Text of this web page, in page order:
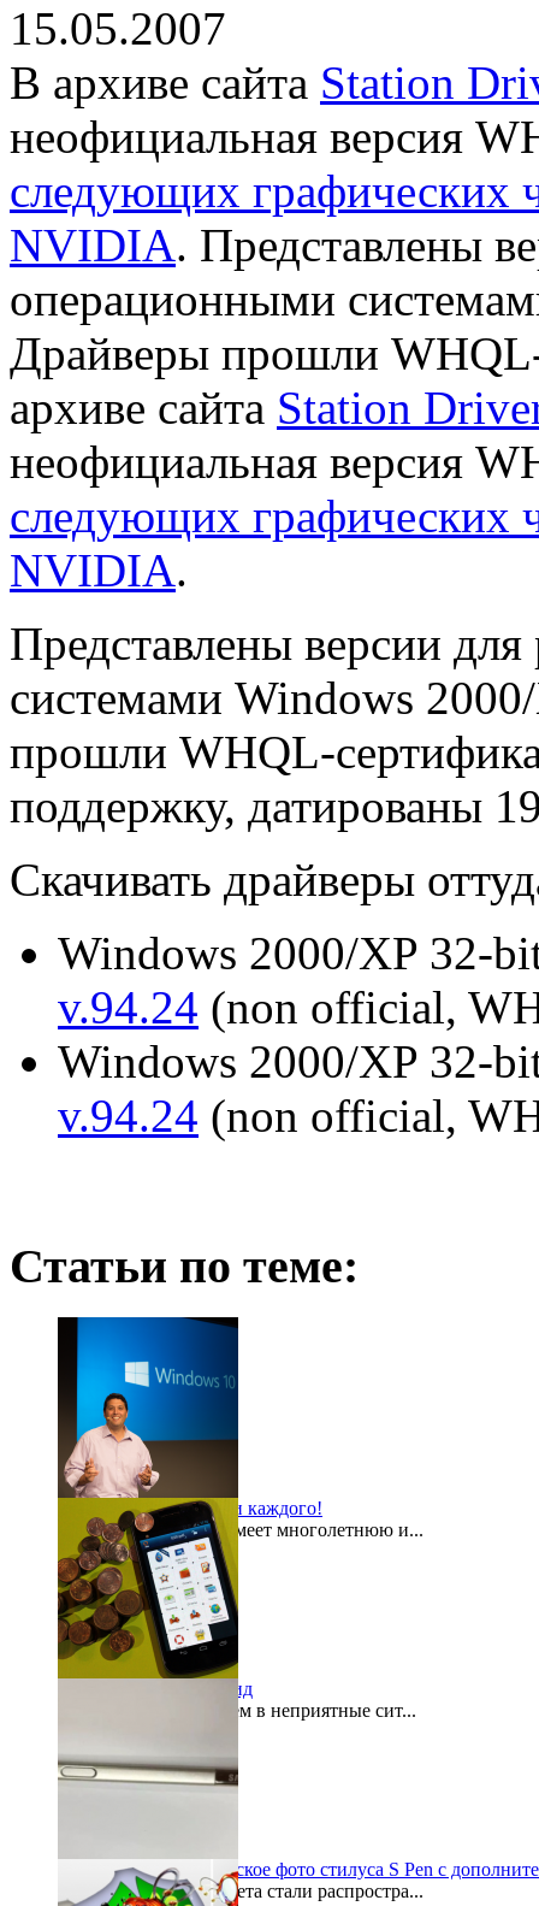
15.05.2007
В архиве сайта Station
неофициальная версия
следующих графических
NVIDIA. Представлены
операционными
Драйверы прошли
архиве сайта Station
неофициальная версия
следующих графических
NVIDIA.
Представлены версии
системами Windows
прошли WHQL-
поддержку, датированы
Скачивать драйверы
Windows 2000/XP 32-
v.94.24 (non official,
Windows 2000/XP 32-
v.94.24 (non official,
Статьи по теме:
Windows 10 для всех и каждого!
Компания Microsoft имеет многолетнюю и...
2015-08-03
«Кошелек» на Андроид
Как часто мы попадаем в неприятные сит...
Galaxy Note 5: шпионское фото стилуса S Pen с
По просторам интернета стали распростра...